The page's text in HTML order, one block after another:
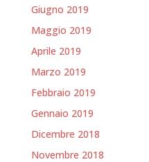
Giugno 2019
Maggio 2019
Aprile 2019
Marzo 2019
Febbraio 2019
Gennaio 2019
Dicembre 2018
Novembre 2018